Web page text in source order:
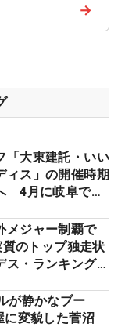
→
「大東建託・いい
ィス」の開催時期
4月に岐阜で開
メジャー制覇で
のトップ独走状
ス・ランキング番
が静かなブー
変貌した菅沼